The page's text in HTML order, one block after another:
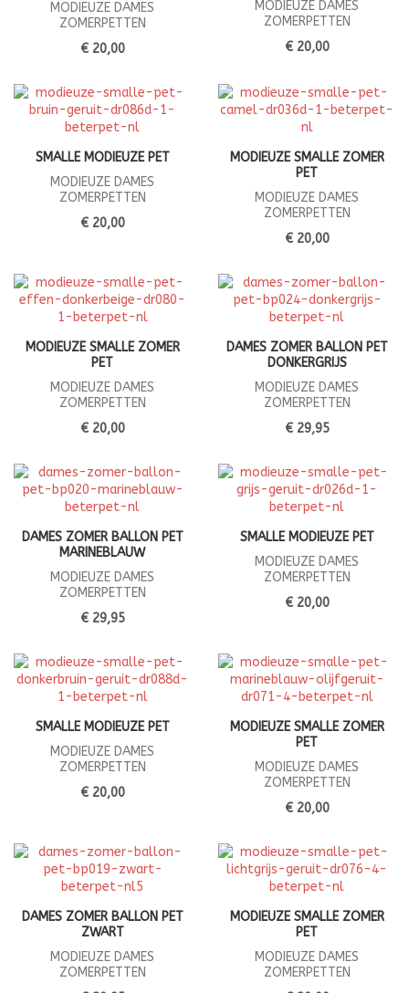
MODIEUZE DAMES
ZOMERPETTEN
€ 20,00
MODIEUZE DAMES
ZOMERPETTEN
€ 20,00
SMALLE MODIEUZE PET
MODIEUZE DAMES
ZOMERPETTEN
€ 20,00
MODIEUZE SMALLE ZOMER
PET
MODIEUZE DAMES
ZOMERPETTEN
€ 20,00
MODIEUZE SMALLE ZOMER
PET
MODIEUZE DAMES
ZOMERPETTEN
€ 20,00
DAMES ZOMER BALLON PET
DONKERGRIJS
MODIEUZE DAMES
ZOMERPETTEN
€ 29,95
DAMES ZOMER BALLON PET
MARINEBLAUW
MODIEUZE DAMES
ZOMERPETTEN
€ 29,95
SMALLE MODIEUZE PET
MODIEUZE DAMES
ZOMERPETTEN
€ 20,00
SMALLE MODIEUZE PET
MODIEUZE DAMES
ZOMERPETTEN
€ 20,00
MODIEUZE SMALLE ZOMER
PET
MODIEUZE DAMES
ZOMERPETTEN
€ 20,00
DAMES ZOMER BALLON PET
ZWART
MODIEUZE DAMES
ZOMERPETTEN
MODIEUZE SMALLE ZOMER
PET
MODIEUZE DAMES
ZOMERPETTEN